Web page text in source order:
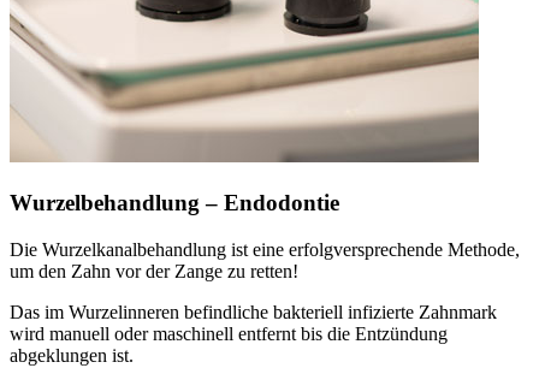
Wurzelbehandlung – Endodontie
Die Wurzelkanalbehandlung ist eine erfolgversprechende Methode,
um den Zahn vor der Zange zu retten!
Das im Wurzelinneren befindliche bakteriell infizierte Zahnmark
wird manuell oder maschinell entfernt bis die Entzündung
abgeklungen ist.